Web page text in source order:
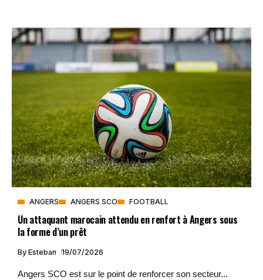
ANGERS ANGERS SCO FOOTBALL
Un attaquant marocain attendu en renfort à Angers sous
la forme d’un prêt
By Esteban 19/07/2026
Angers SCO est sur le point de renforcer son secteur...